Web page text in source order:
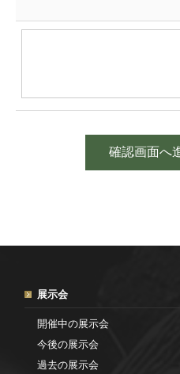
展示会
開催中の展示会
今後の展示会
過去の展示会